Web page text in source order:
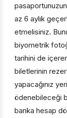
az 6 aylık
etmelisiniz.
biyometrik
tarihini de
biletlerinin
yapacağınız
ödenebileceği
banka hesap